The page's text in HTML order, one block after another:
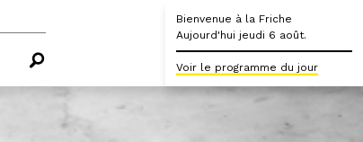
Bienvenue à la Friche
Aujourd'hui jeudi 6 août.
Voir le programme du jour